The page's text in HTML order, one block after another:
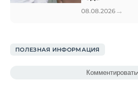
08.08.2026 →
ПОЛЕЗНАЯ ИНФОРМАЦИЯ
Комментировать